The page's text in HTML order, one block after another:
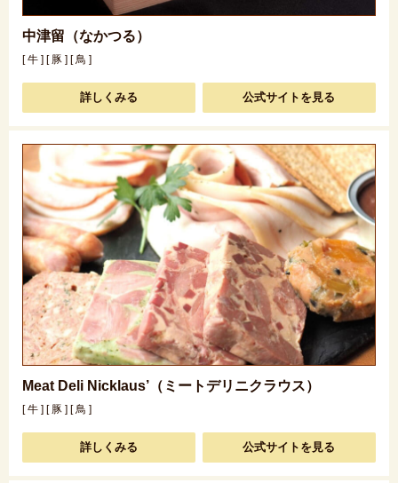
中津留（なかつる）
[ 牛 ] [ 豚 ] [ 鳥 ]
詳しくみる 公式サイトを見る
Meat Deli Nicklaus’（ミートデリニクラウス）
[ 牛 ] [ 豚 ] [ 鳥 ]
詳しくみる 公式サイトを見る